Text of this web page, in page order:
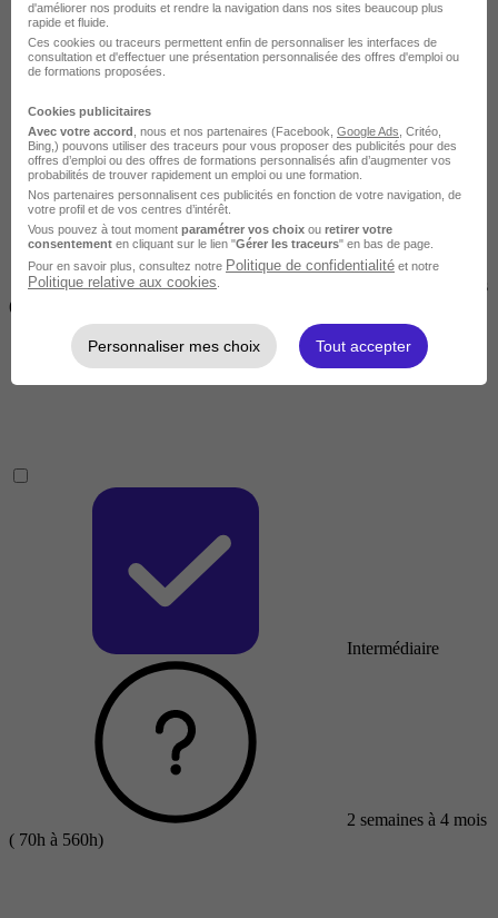
2 jours à 2 semaines
(14h à 70h)
Intermédiaire
2 semaines à 4 mois
( 70h à 560h)
d'améliorer nos produits et rendre la navigation dans nos sites beaucoup plus
rapide et fluide.
Ces cookies ou traceurs permettent enfin de personnaliser les interfaces de
consultation et d'effectuer une présentation personnalisée des offres d'emploi ou
de formations proposées.
Cookies publicitaires
Avec votre accord , nous et nos partenaires (Facebook, Google Ads , Critéo,
Bing,) pouvons utiliser des traceurs pour vous proposer des publicités pour des
offres d’emploi ou des offres de formations personnalisés afin d’augmenter vos
probabilités de trouver rapidement un emploi ou une formation.
Nos partenaires personnalisent ces publicités en fonction de votre navigation, de
votre profil et de vos centres d’intérêt.
Vous pouvez à tout moment paramétrer vos choix ou retirer votre
consentement en cliquant sur le lien "Gérer les traceurs" en bas de page.
Pour en savoir plus, consultez notre Politique de confidentialité et notre
Politique relative aux cookies
Personnaliser mes choix Tout accepter